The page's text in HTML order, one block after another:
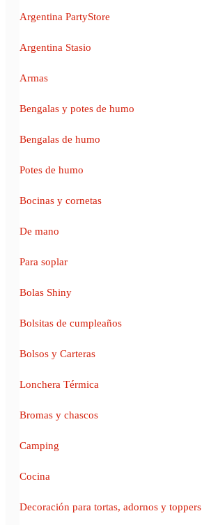
Argentina PartyStore
Argentina Stasio
Armas
Bengalas y potes de humo
Bengalas de humo
Potes de humo
Bocinas y cornetas
De mano
Para soplar
Bolas Shiny
Bolsitas de cumpleaños
Bolsos y Carteras
Lonchera Térmica
Bromas y chascos
Camping
Cocina
Decoración para tortas, adornos y toppers